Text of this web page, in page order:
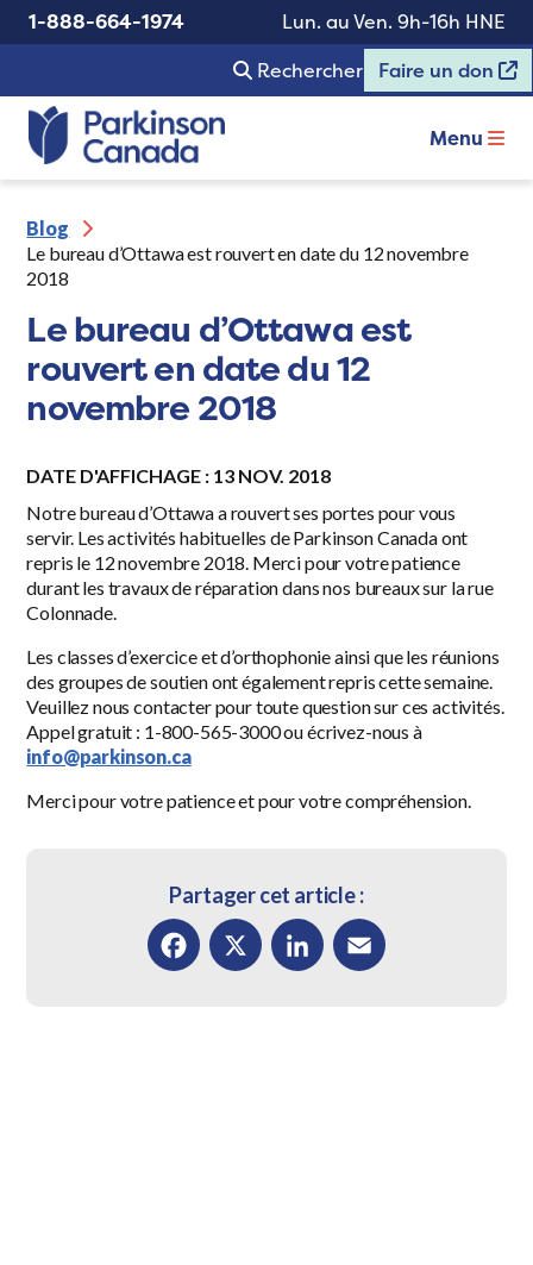
1-888-664-1974
Lun. au Ven. 9h-16h HNE
Rechercher
Faire un don
Menu
Blog
Le bureau d’Ottawa est rouvert en date du 12 novembre
2018
Le bureau d’Ottawa est
rouvert en date du 12
novembre 2018
DATE D'AFFICHAGE : 13 NOV. 2018
Notre bureau d’Ottawa a rouvert ses portes pour vous
servir. Les activités habituelles de Parkinson Canada ont
repris le 12 novembre 2018. Merci pour votre patience
durant les travaux de réparation dans nos bureaux sur la rue
Colonnade.
Les classes d’exercice et d’orthophonie ainsi que les réunions
des groupes de soutien ont également repris cette semaine.
Veuillez nous contacter pour toute question sur ces activités.
Appel gratuit : 1-800-565-3000 ou écrivez-nous à
info@parkinson.ca
Merci pour votre patience et pour votre compréhension.
Partager cet article :